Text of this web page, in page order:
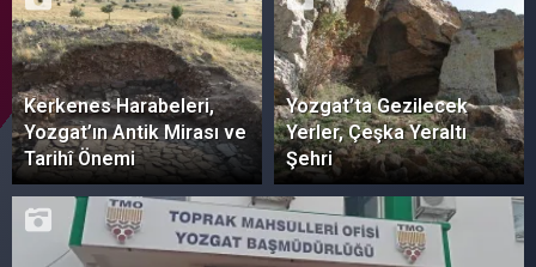
Kerkenes Harabeleri,
Yozgat’ın Antik Mirası ve
Tarihî Önemi
Yozgat’ta Gezilecek
Yerler, Çeşka Yeraltı
Şehri